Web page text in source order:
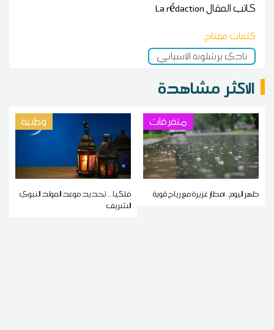
كاتب المقالLa rédaction
كلمات مفتاح
نادي برشلونة الإسباني
الاكثر مشاهدة
متفرقات
ظهر اليوم.. أمطار غزيرة مع رياح قوية
وطنية
فلكيا... تحديد موعد المولد النبوي
الشريف